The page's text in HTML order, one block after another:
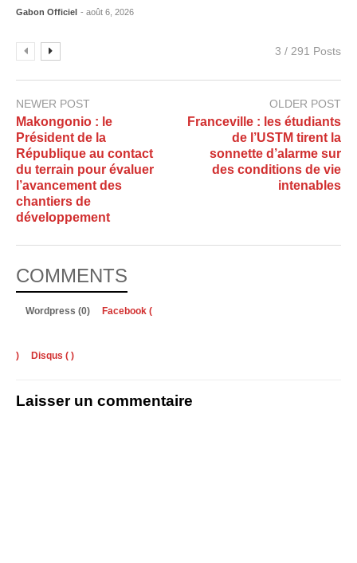
Gabon Officiel - août 6, 2026
3 / 291 Posts
NEWER POST
Makongonio : le
Président de la
République au contact
du terrain pour évaluer
l’avancement des
chantiers de
développement
OLDER POST
Franceville : les étudiants
de l’USTM tirent la
sonnette d’alarme sur
des conditions de vie
intenables
COMMENTS
Wordpress (0) Facebook (
) Disqus ( )
Laisser un commentaire